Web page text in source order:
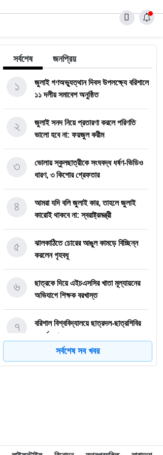
সর্বশেষ জনপ্রিয়
জুলাই গণঅভ্যুত্থান দিবস উপলক্ষ্যে বরিশালে
১১ দলীয় সমাবেশ অনুষ্ঠিত
১
জুলাই সনদ নিয়ে প্রতারণা করলে পরিণতি
ভালো হবে না: ফয়জুল করীম
২
ভোলায় স্কুলছাত্রীকে সংঘবদ্ধ ধর্ষণ-ভিডিও
ধারণ, ৩ কিশোর গ্রেফতার
৩
আমরা যদি বলি জুলাই কার, তাহলে জুলাই
কারোই থাকবে না: স্বরাষ্ট্রমন্ত্রী
৪
ঝালকাঠিতে চোরের আঙুল কামড়ে বিচ্ছিন্ন
করলেন গৃহবধূ
৫
ছাত্রকে দিয়ে এইচএসসির খাতা মূল্যায়নের
অভিযাগে শিক্ষক বরখাস্ত
৬
বরিশাল বিশ্ববিদ্যালয়ে ছাত্রদল-ছাত্রশিবির
সংঘর্ষ, আহত অন্তত ১০
৭
বিএম কলেজে নানা আয়োজনে পালিত হলো
৮
সরকারি বিএম কলেজ যুব রেড ক্রিসেন্টের
১০
সর্বশেষ সব খবর